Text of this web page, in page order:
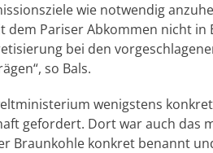
wie notwendig
Pariser Abkommen nicht in
bei den
so Bals.
wenigstens
gefordert. Dort war auch das
Braunkohle konkret benannt